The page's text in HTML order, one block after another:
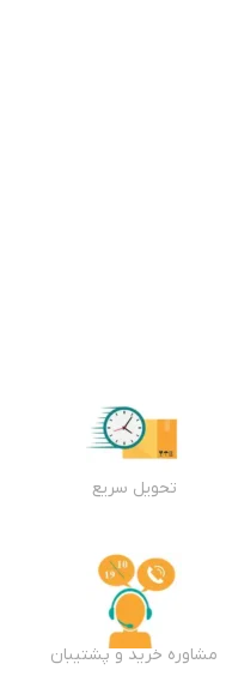
تحویل سریع
مشاوره خرید و پشتیبان